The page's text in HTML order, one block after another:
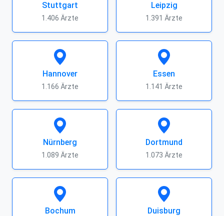
Stuttgart
1.406 Ärzte
Leipzig
1.391 Ärzte
Hannover
1.166 Ärzte
Essen
1.141 Ärzte
Nürnberg
1.089 Ärzte
Dortmund
1.073 Ärzte
Bochum Duisburg